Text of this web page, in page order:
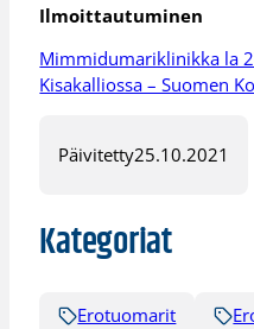
Ilmoittautuminen
Mimmidumariklinikka la
Kisakalliossa – Suomen
Päivitetty25.10.2021
Kategoriat
Erotuomarit